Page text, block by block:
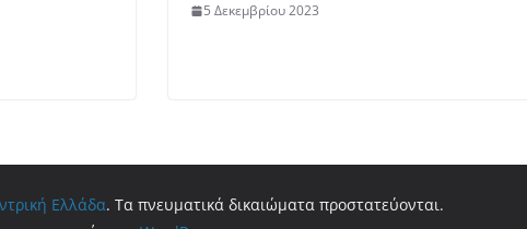
5 Δεκεμβρίου 2023
Ελλάδα. Τα πνευματικά δικαιώματα προστατεύονται.